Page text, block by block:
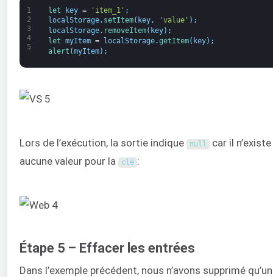
1
2
3
4
5
let key = 'item_1' ;
localStorage. setItem( key, 'value' ) ;
localStorage. removeItem( key) ;
let myItem = localStorage.getItem( key) ;
alert (myItem) ;
Lors de l’exécution, la sortie indique null car il n’existe
aucune valeur pour la
clé :
Étape 5 – Effacer les entrées
Dans l’exemple précédent, nous n’avons supprimé